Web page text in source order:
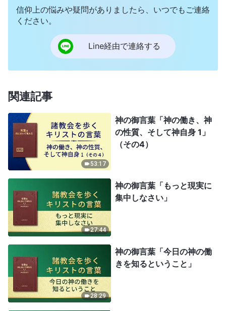
信仰上の悩みや疑問がありましたら、いつでもご連絡
ください。
Line経由で連絡する
関連記事
53:17
神の御言葉「神の働き、神
の性質、そして神自身 1」
（その4）
27:44
神の御言葉「もっと現実に
集中しなさい」
28:29
神の御言葉「今日の神の働
きを知るということ」